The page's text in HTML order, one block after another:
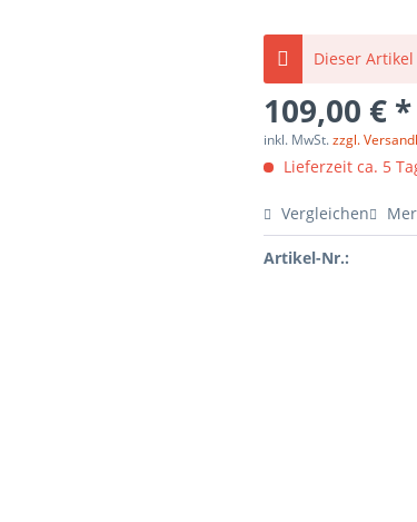
Dieser
109,00 € *
inkl. MwSt.zzgl.
Lieferzeit ca. 5
Vergleichen
Artikel-Nr.: